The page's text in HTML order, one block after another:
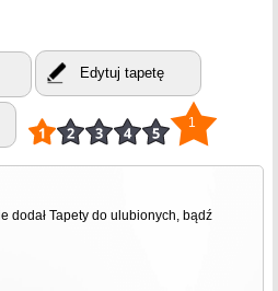
Edytuj tapetę
1
dodał Tapety do ulubionych, bądź